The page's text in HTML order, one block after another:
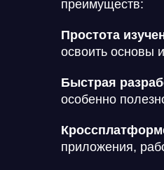
преимуществ:
Простота
освоить основы
Быстрая
особенно
приложения,